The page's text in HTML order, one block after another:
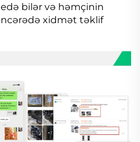
bilər və həmçinin
xidmət təklif